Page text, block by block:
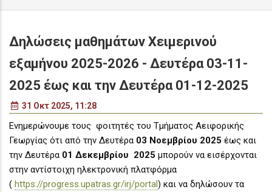
Δηλώσεις μαθημάτων Χειμερινού
εξαμήνου 2025-2026 - Δευτέρα 03-11-
2025 έως και την Δευτέρα 01-12-2025
31 Οκτ 2025, 11:28
Ενημερώνουμε τους φοιτητές του Τμήματος Αειφορικής
Γεωργίας ότι από την Δευτέρα 03 Νοεμβρίου 2025 έως και
την Δευτέρα 01 Δεκεμβρίου 2025 μπορούν να εισέρχονται
στην αντίστοιχη ηλεκτρονική πλατφόρμα
( https://progress.upatras.gr/irj/portal) και να δηλώσουν τα